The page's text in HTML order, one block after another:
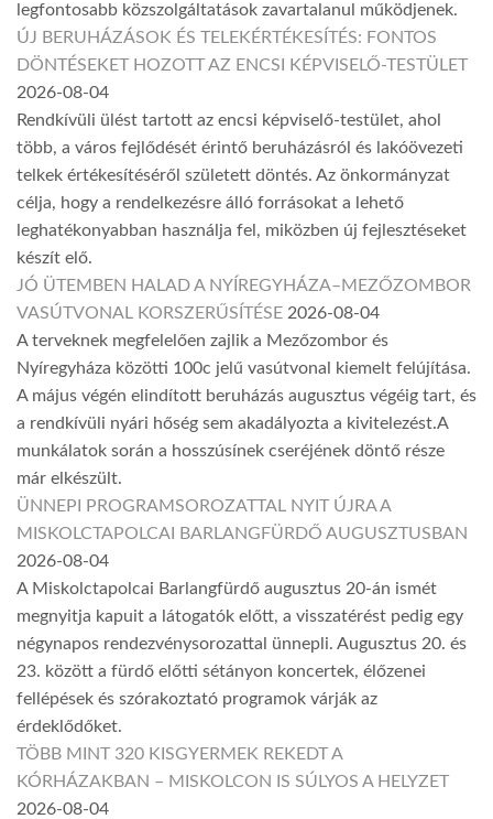
legfontosabb közszolgáltatások zavartalanul működjenek.
ÚJ BERUHÁZÁSOK ÉS TELEKÉRTÉKESÍTÉS: FONTOS
DÖNTÉSEKET HOZOTT AZ ENCSI KÉPVISELŐ-TESTÜLET
2026-08-04
Rendkívüli ülést tartott az encsi képviselő-testület, ahol
több, a város fejlődését érintő beruházásról és lakóövezeti
telkek értékesítéséről született döntés. Az önkormányzat
célja, hogy a rendelkezésre álló forrásokat a lehető
leghatékonyabban használja fel, miközben új fejlesztéseket
készít elő.
JÓ ÜTEMBEN HALAD A NYÍREGYHÁZA–MEZŐZOMBOR
VASÚTVONAL KORSZERŰSÍTÉSE 2026-08-04
A terveknek megfelelően zajlik a Mezőzombor és
Nyíregyháza közötti 100c jelű vasútvonal kiemelt felújítása.
A május végén elindított beruházás augusztus végéig tart, és
a rendkívüli nyári hőség sem akadályozta a kivitelezést.A
munkálatok során a hosszúsínek cseréjének döntő része
már elkészült.
ÜNNEPI PROGRAMSOROZATTAL NYIT ÚJRA A
MISKOLCTAPOLCAI BARLANGFÜRDŐ AUGUSZTUSBAN
2026-08-04
A Miskolctapolcai Barlangfürdő augusztus 20-án ismét
megnyitja kapuit a látogatók előtt, a visszatérést pedig egy
négynapos rendezvénysorozattal ünnepli. Augusztus 20. és
23. között a fürdő előtti sétányon koncertek, élőzenei
fellépések és szórakoztató programok várják az
érdeklődőket.
TÖBB MINT 320 KISGYERMEK REKEDT A
KÓRHÁZAKBAN – MISKOLCON IS SÚLYOS A HELYZET
2026-08-04